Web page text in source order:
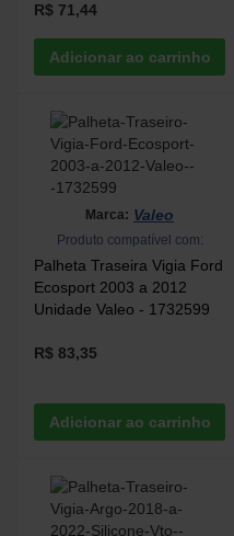
R$ 71,44
Marca: Valeo
Produto compatível com:
Palheta Traseira Vigia Ford
Ecosport 2003 a 2012
Unidade Valeo - 1732599
R$ 83,35